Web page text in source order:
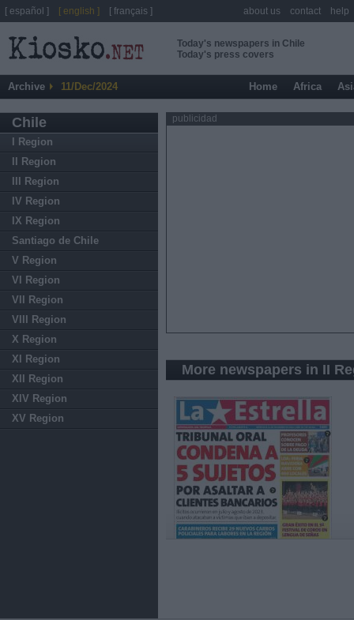
Today's newspapers in Chile
Today's press covers
Archive 11/Dec/2024 Home Africa
Chile
I Region
II Region
III Region
IV Region
IX Region
Santiago de Chile
V Region
VI Region
VII Region
VIII Region
X Region
XI Region
XII Region
XIV Region
XV Region
publicidad
More newspapers in II
[ español ] [ english ] [ français ] about us contact help